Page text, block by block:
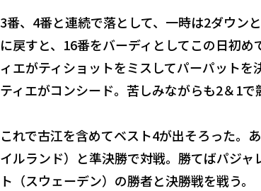
3番、4番と連続で落として、一時は2ダウン
に戻すと、16番をバーディとしてこの日初
ィエがティショットをミスしてパーパット
ティエがコンシード。苦しみながらも2＆1で
これで古江を含めてベスト4が出そろった。
イルランド）と準決勝で対戦。勝てばパジ
ト（スウェーデン）の勝者と決勝戦を戦う。